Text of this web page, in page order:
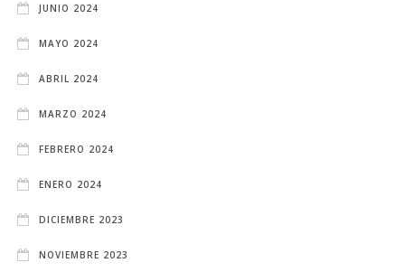
JUNIO 2024
MAYO 2024
ABRIL 2024
MARZO 2024
FEBRERO 2024
ENERO 2024
DICIEMBRE 2023
NOVIEMBRE 2023